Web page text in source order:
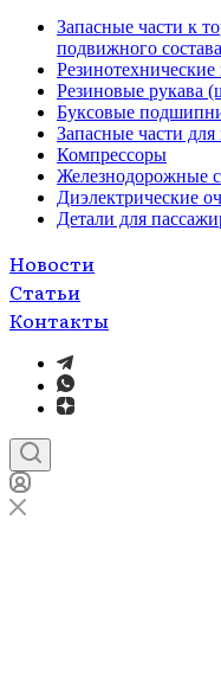
Запасные части к
подвижного состава
Резиновые рукава
Буксовые
Запасные части
Компрессоры
Железнодорожные
Диэлектрические
Детали для
Новости
Статьи
Контакты